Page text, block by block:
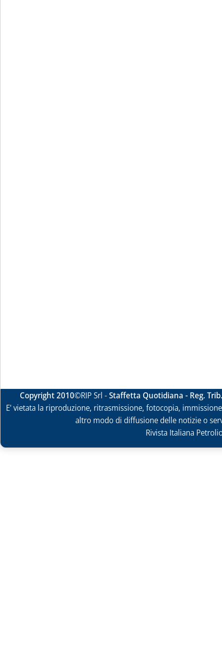
Copyright 2010©RIP Srl -Staffetta Quotidiana - Reg.
E' vietata la riproduzione, ritrasmissione, fotocopia,
altro modo di diffusione delle notizie o
Rivista Italiana